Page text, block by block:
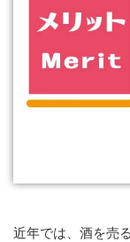
近年では、酒を売